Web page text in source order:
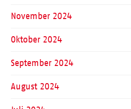
November 2024
Oktober 2024
September 2024
August 2024